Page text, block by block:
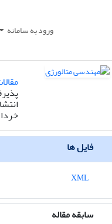
ورود به سامانه
خرداد
فایل ها
سابقه مقاله